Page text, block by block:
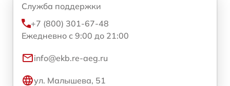
Служба поддержки
+7 (800) 301-67-48
Ежедневно с 9:00 до 21:00
info@ekb.re-aeg.ru
ул. Малышева, 51